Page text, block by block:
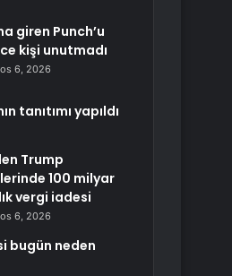
giren Punch’u
kişi unutmadı
6, 2026
tanıtımı yapıldı
Trump
100 milyar
vergi iadesi
6, 2026
bugün neden